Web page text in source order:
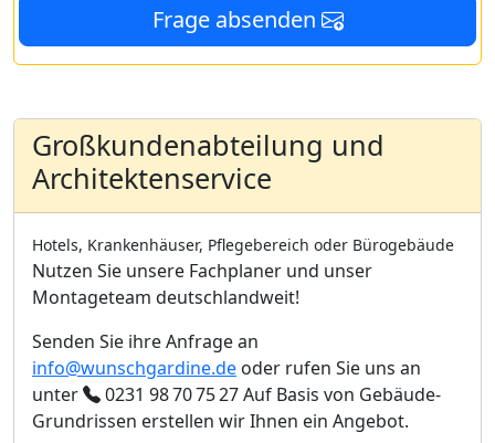
Frage absenden
Großkundenabteilung und
Architektenservice
Hotels, Krankenhäuser, Pflegebereich oder Bürogebäude
Nutzen Sie unsere Fachplaner und unser
Montageteam deutschlandweit!
Senden Sie ihre Anfrage an
info@wunschgardine.de oder rufen Sie uns an
unter
0231 98 70 75 27Auf Basis von Gebäude-
Grundrissen erstellen wir Ihnen ein Angebot.